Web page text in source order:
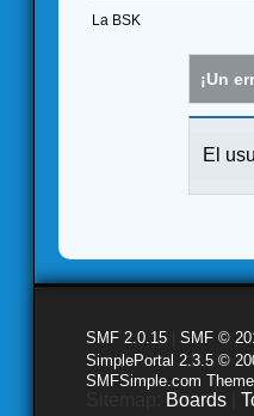
La BSK
¡Un
El
SMF 2.0.15 SMF ©
SimplePortal 2.3.5 ©
SMFSimple.com
Boards